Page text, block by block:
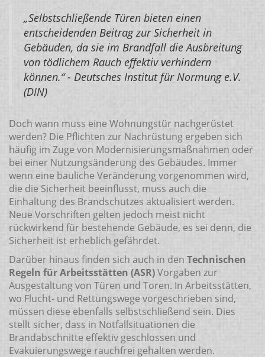
„Selbstschließende Türen bieten einen
entscheidenden Beitrag zur Sicherheit in
Gebäuden, da sie im Brandfall die Ausbreitung
von tödlichem Rauch effektiv verhindern
können.“ - Deutsches Institut für Normung e.V.
(DIN)
Doch wann muss eine Wohnungstür nachgerüstet
werden? Die Pflichten zur Nachrüstung ergeben sich
häufig im Zuge von Modernisierungsmaßnahmen oder
bei einer Nutzungsänderung des Gebäudes. Immer
wenn eine bauliche Veränderung vorgenommen wird,
die die Sicherheit beeinflusst, muss auch die
Einhaltung des Brandschutzes aktualisiert werden.
Neue Vorschriften gelten jedoch meist nicht
rückwirkend für bestehende Gebäude, es sei denn, die
Sicherheit ist erheblich gefährdet.
Darüber hinaus finden sich auch in den Technischen
Regeln für Arbeitsstätten (ASR)Vorgaben zur
Ausgestaltung von Türen und Toren. In Arbeitsstätten,
wo Flucht- und Rettungswege vorgeschrieben sind,
müssen diese ebenfalls selbstschließend sein. Dies
stellt sicher, dass in Notfallsituationen die
Brandabschnitte effektiv geschlossen und
Evakuierungswege rauchfrei gehalten werden.